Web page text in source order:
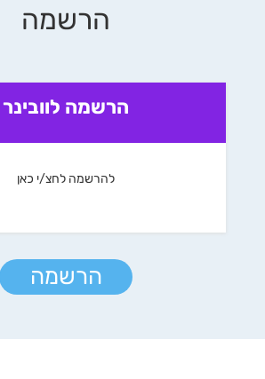
הרשמה
הרשמה לוובינר
להרשמה לחצ/י כאן
הרשמה